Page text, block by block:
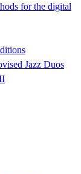
for the digital
Jazz Duos